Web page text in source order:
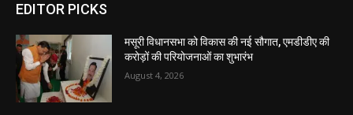
EDITOR PICKS
मसूरी विधानसभा को विकास की नई सौगात, एमडीडीए की
करोड़ों की परियोजनाओं का शुभारंभ
August 4, 2026